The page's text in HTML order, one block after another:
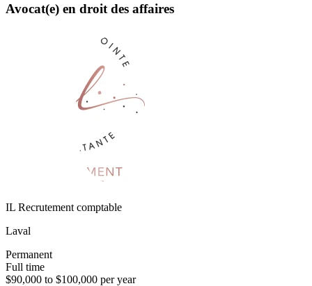
Avocat(e) en droit des affaires
IL Recrutement comptable
Laval
Permanent
Full time
$90,000 to $100,000 per year